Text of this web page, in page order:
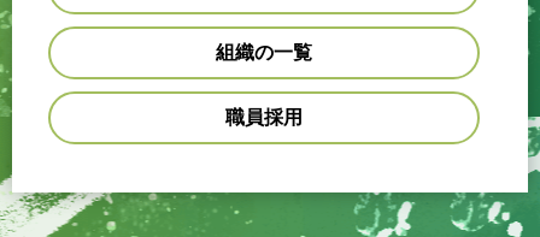
組織の一覧
職員採用